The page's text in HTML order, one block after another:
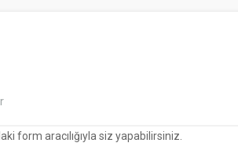
form aracılığıyla siz yapabilirsiniz.